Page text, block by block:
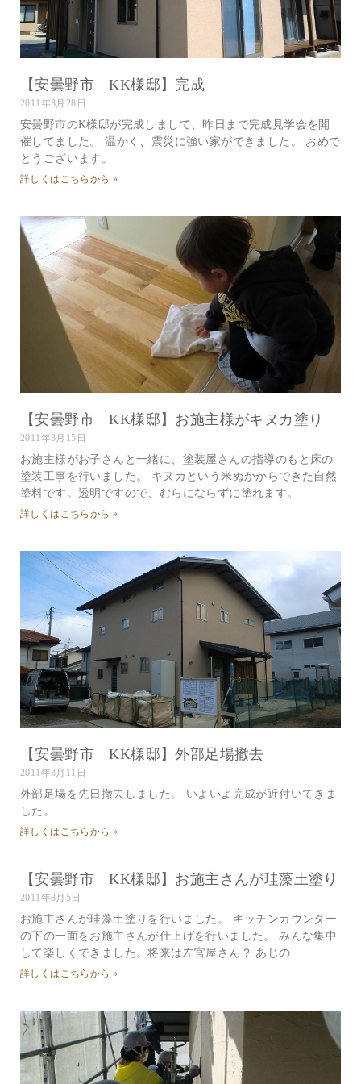
【安曇野市 KK様邸】完成
2011年3月28日
安曇野市のK様邸が完成しまして、昨日まで完成見学会を開
催してました。 温かく、震災に強い家ができました。 おめで
とうございます。
詳しくはこちらから »
【安曇野市 KK様邸】お施主様がキヌカ塗り
2011年3月15日
お施主様がお子さんと一緒に、塗装屋さんの指導のもと床の
塗装工事を行いました。 キヌカという米ぬかからできた自然
塗料です。透明ですので、むらにならずに塗れます。
詳しくはこちらから »
【安曇野市 KK様邸】外部足場撤去
2011年3月11日
外部足場を先日撤去しました。 いよいよ完成が近付いてきま
した。
詳しくはこちらから »
【安曇野市 KK様邸】お施主さんが珪藻土塗り
2011年3月5日
お施主さんが珪藻土塗りを行いました。 キッチンカウンター
の下の一面をお施主さんが仕上げを行いました。 みんな集中
して楽しくできました。将来は左官屋さん？ あじの
詳しくはこちらから »